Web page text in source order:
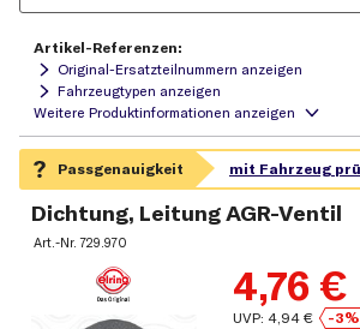
Artikel-Referenzen:
Original-Ersatzteilnummern anzeigen
Fahrzeugtypen anzeigen
Dichtung, Leitung AGR-Ventil
Art.-Nr.729.970
4,76 €
UVP: 4,94 €
-3%